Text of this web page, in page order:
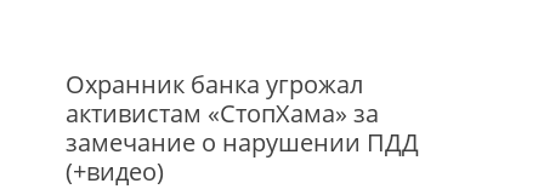
Охранник банка угрожал
активистам «СтопХама» за
замечание о нарушении ПДД
(+видео)